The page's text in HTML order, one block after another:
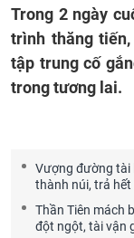
Trong 2 ngày
trình thăng
tập trung cố
trong tương lai.
Vượng đường tài
thành núi, trả hết
Thần Tiên mách
đột ngột, tài vận